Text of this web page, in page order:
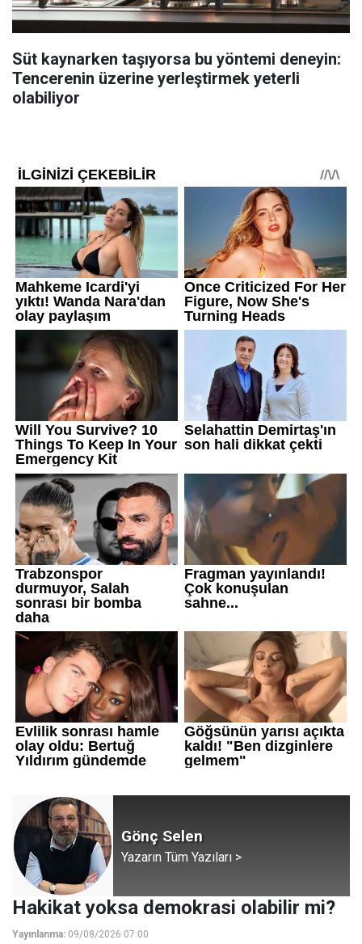
Süt kaynarken taşıyorsa bu yöntemi deneyin:
Tencerenin üzerine yerleştirmek yeterli
olabiliyor
Gönç Selen
Yazarın Tüm Yazıları >
Hakikat yoksa demokrasi olabilir mi?
Yayınlanma: 09/08/2026 07:00